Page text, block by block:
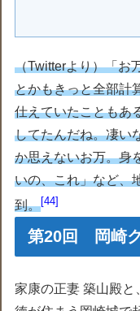
（Twitterより）「お
とかもきっと全部計
仕えていたこともあ
してたんだね。凄い
か思えないお万。身
いの、これ」など、
到。 44
第20回 岡崎
家康の正妻 築山殿と